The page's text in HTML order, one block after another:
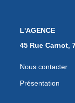
L'AGENCE
45 Rue Carnot,
Nous contacter
Présentation